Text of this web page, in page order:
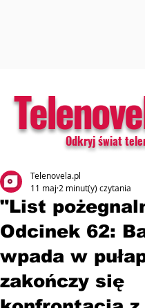
Odkryj świat
"List
Odcinek 62:
wpada w
zakończy się
Telenovela.pl
11 maj 2 minut(y) czytania